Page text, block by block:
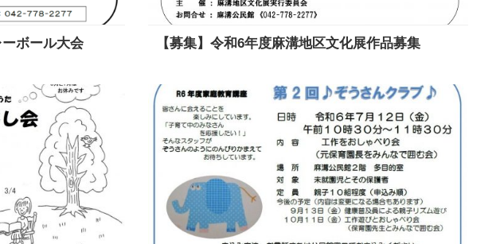
ーボール大会 【募集】令和6年度麻溝地区文化展作品募集